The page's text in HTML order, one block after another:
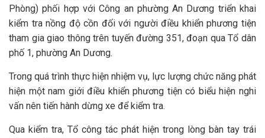
Phòng) phối hợp với Công an phường An Dương triển khai
kiểm tra nồng độ cồn đối với người điều khiển phương tiện
tham gia giao thông trên tuyến đường 351, đoạn qua Tổ dân
phố 1, phường An Dương.
Trong quá trình thực hiện nhiệm vụ, lực lượng chức năng phát
hiện một nam giới điều khiển phương tiện có biểu hiện nghi
vấn nên tiến hành dừng xe để kiểm tra.
Qua kiểm tra, Tổ công tác phát hiện trong lòng bàn tay trái